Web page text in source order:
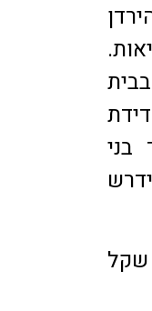
מדידת
בני
המשפחתי בלבד. עלות ליחיד: 101 שקל